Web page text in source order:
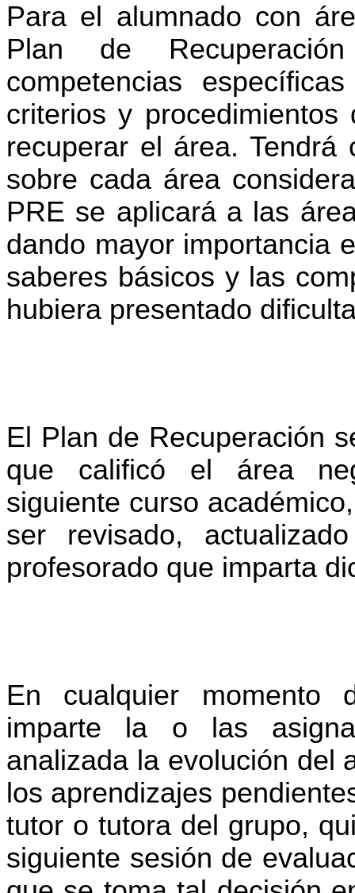
Para el alumnado con
Plan de
competencias
criterios y
recuperar el área.
sobre cada área
PRE se aplicará a las
dando mayor importancia
saberes básicos y las
hubiera presentado
El Plan de Recuperación
que calificó el área
siguiente curso
ser revisado,
profesorado que imparta
En cualquier momento
imparte la o las
analizada la evolución del
los aprendizajes
tutor o tutora del grupo,
siguiente sesión de